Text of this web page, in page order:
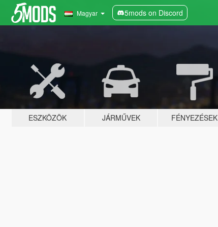
Magyar 5mods on Discord
ESZKÖZÖK JÁRMŰVEK FÉNYEZÉSEK